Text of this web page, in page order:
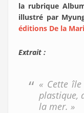
la rubrique
illustré par
éditions De la
Extrait :
« Cette
plastique,
la mer. »